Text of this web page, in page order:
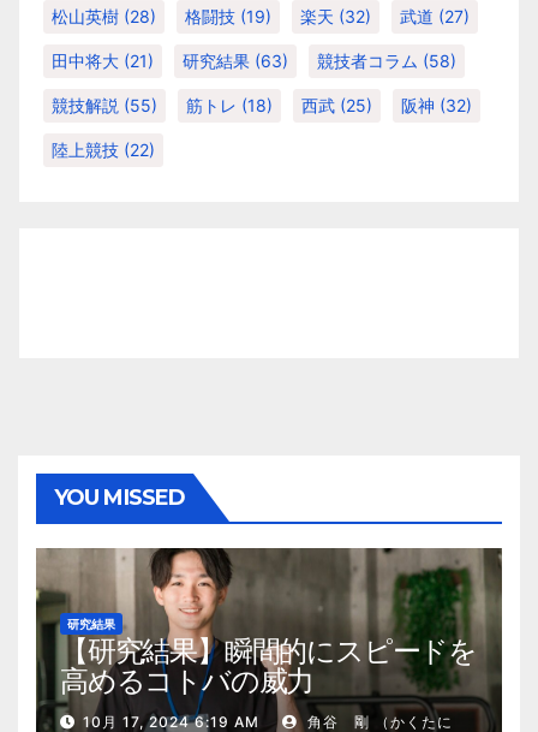
松山英樹 (28) 格闘技 (19) 楽天 (32) 武道 (27)
田中将大 (21) 研究結果 (63) 競技者コラム (58)
競技解説 (55) 筋トレ (18) 西武 (25) 阪神 (32)
陸上競技 (22)
YOU MISSED
研究結果
【研究結果】瞬間的にスピードを
高めるコトバの威力
10月 17, 2024 6:19 AM
角谷 剛 （かくたに